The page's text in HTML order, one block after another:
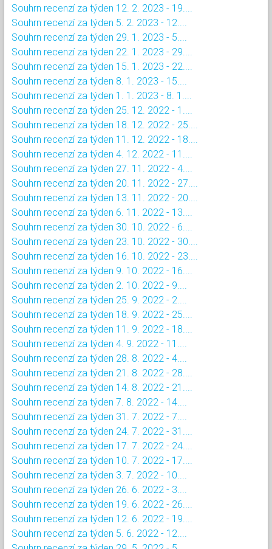
Souhrn recenzí za týden 12. 2. 2023 - 19....
Souhrn recenzí za týden 5. 2. 2023 - 12....
Souhrn recenzí za týden 29. 1. 2023 - 5....
Souhrn recenzí za týden 22. 1. 2023 - 29....
Souhrn recenzí za týden 15. 1. 2023 - 22....
Souhrn recenzí za týden 8. 1. 2023 - 15....
Souhrn recenzí za týden 1. 1. 2023 - 8. 1....
Souhrn recenzí za týden 25. 12. 2022 - 1....
Souhrn recenzí za týden 18. 12. 2022 - 25....
Souhrn recenzí za týden 11. 12. 2022 - 18....
Souhrn recenzí za týden 4. 12. 2022 - 11....
Souhrn recenzí za týden 27. 11. 2022 - 4....
Souhrn recenzí za týden 20. 11. 2022 - 27....
Souhrn recenzí za týden 13. 11. 2022 - 20....
Souhrn recenzí za týden 6. 11. 2022 - 13....
Souhrn recenzí za týden 30. 10. 2022 - 6....
Souhrn recenzí za týden 23. 10. 2022 - 30....
Souhrn recenzí za týden 16. 10. 2022 - 23....
Souhrn recenzí za týden 9. 10. 2022 - 16....
Souhrn recenzí za týden 2. 10. 2022 - 9....
Souhrn recenzí za týden 25. 9. 2022 - 2....
Souhrn recenzí za týden 18. 9. 2022 - 25....
Souhrn recenzí za týden 11. 9. 2022 - 18....
Souhrn recenzí za týden 4. 9. 2022 - 11....
Souhrn recenzí za týden 28. 8. 2022 - 4....
Souhrn recenzí za týden 21. 8. 2022 - 28....
Souhrn recenzí za týden 14. 8. 2022 - 21....
Souhrn recenzí za týden 7. 8. 2022 - 14....
Souhrn recenzí za týden 31. 7. 2022 - 7....
Souhrn recenzí za týden 24. 7. 2022 - 31....
Souhrn recenzí za týden 17. 7. 2022 - 24....
Souhrn recenzí za týden 10. 7. 2022 - 17....
Souhrn recenzí za týden 3. 7. 2022 - 10....
Souhrn recenzí za týden 26. 6. 2022 - 3....
Souhrn recenzí za týden 19. 6. 2022 - 26....
Souhrn recenzí za týden 12. 6. 2022 - 19....
Souhrn recenzí za týden 5. 6. 2022 - 12....